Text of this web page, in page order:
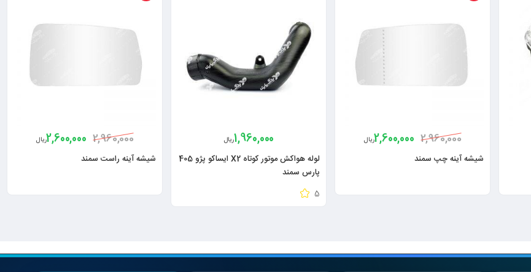
2,960,000
2,600,000ریال
شیشه آینه چپ سمند
1,960,000ریال
لوله هواکش موتور کوتاه X2 ایساکو پژو 405
پارس سمند
5
2,960,000
2,600,000ریال
شیشه آینه راست سمند